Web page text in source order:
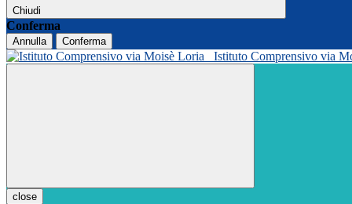
Chiudi
Conferma
Annulla Conferma
Istituto Comprensivo via
close